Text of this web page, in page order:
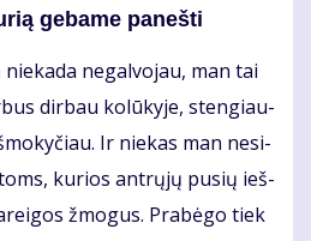
ge­ba­me pa­neš­ti
ne­gal­vo­jau, man tai
dir­bau ko­lū­ky­je, sten­giau­
Ir nie­kas man ne­si­
ku­rios ant­rų­jų pu­sių ieš­
žmo­gus. Pra­bė­go tiek